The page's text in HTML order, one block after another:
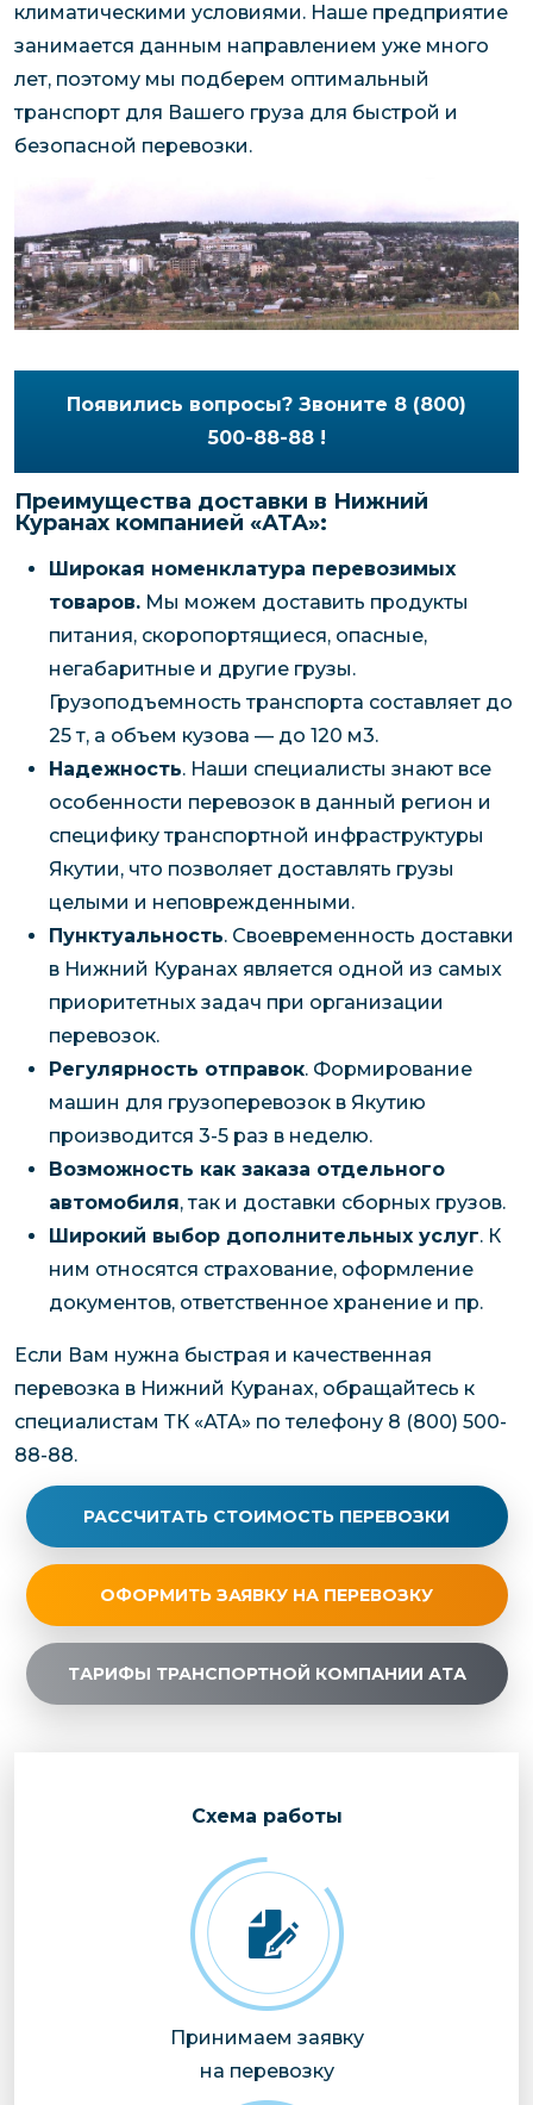
климатическими условиями. Наше предприятие
занимается данным направлением уже много
лет, поэтому мы подберем оптимальный
транспорт для Вашего груза для быстрой и
безопасной перевозки.
Появились вопросы? Звоните 8 (800)
500-88-88 !
Преимущества доставки в Нижний
Куранах компанией «АТА»:
Широкая номенклатура перевозимых
товаров.Мы можем доставить продукты
питания, скоропортящиеся, опасные,
негабаритные и другие грузы.
Грузоподъемность транспорта составляет до
25 т, а объем кузова — до 120 м3.
Надежность. Наши специалисты знают все
особенности перевозок в данный регион и
специфику транспортной инфраструктуры
Якутии, что позволяет доставлять грузы
целыми и неповрежденными.
Пунктуальность. Своевременность доставки
в Нижний Куранах является одной из самых
приоритетных задач при организации
перевозок.
Регулярность отправок. Формирование
машин для грузоперевозок в Якутию
производится 3-5 раз в неделю.
Возможность как заказа отдельного
автомобиля, так и доставки сборных грузов.
Широкий выбор дополнительных услуг. К
ним относятся страхование, оформление
документов, ответственное хранение и пр.
Если Вам нужна быстрая и качественная
перевозка в Нижний Куранах, обращайтесь к
специалистам ТК «АТА» по телефону 8 (800) 500-
88-88.
РАССЧИТАТЬ СТОИМОСТЬ ПЕРЕВОЗКИ
ОФОРМИТЬ ЗАЯВКУ НА ПЕРЕВОЗКУ
ТАРИФЫ ТРАНСПОРТНОЙ КОМПАНИИ АТА
Cхема работы
Принимаем заявку
на перевозку